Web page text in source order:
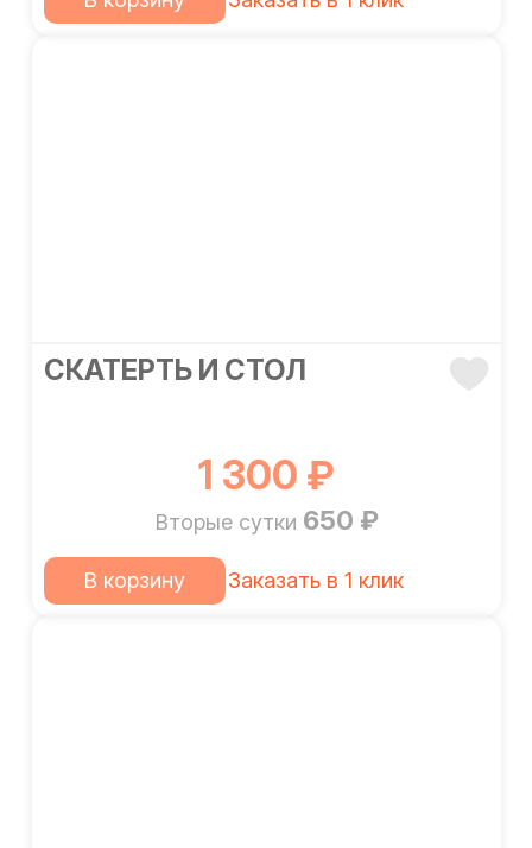
CКАТЕРТЬ И СТОЛ
1 300 ₽
Вторые сутки 650 ₽
В корзину Заказать в 1 клик